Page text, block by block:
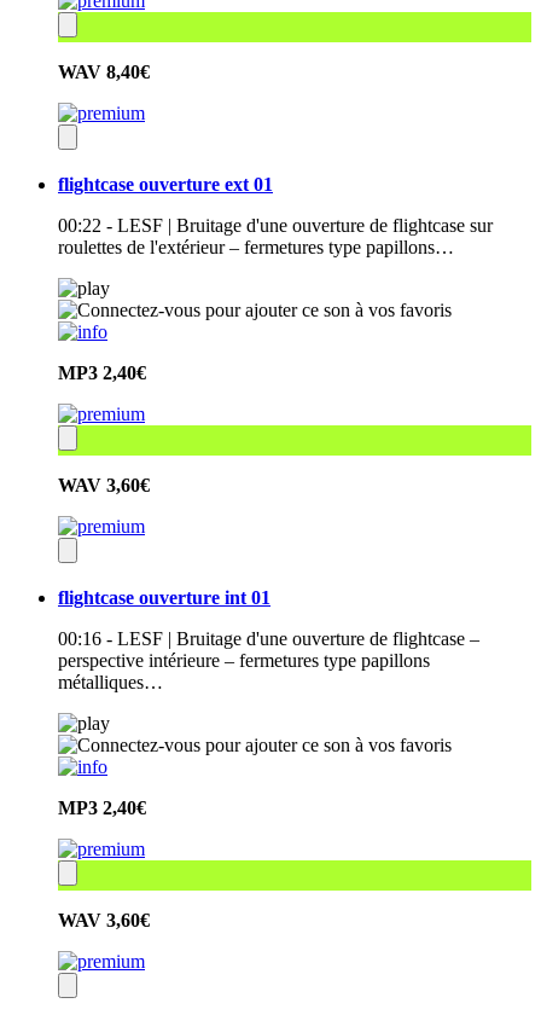
WAV 8,40€
flightcase ouverture ext 01
00:22 - LESF | Bruitage d'une ouverture de flightcase sur
roulettes de l'extérieur – fermetures type papillons…
MP3 2,40€
WAV 3,60€
flightcase ouverture int 01
00:16 - LESF | Bruitage d'une ouverture de flightcase –
perspective intérieure – fermetures type papillons
métalliques…
MP3 2,40€
WAV 3,60€